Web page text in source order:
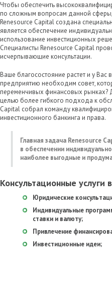
Чтобы обеспечить
по сложным вопросам данной
Renesource Capital создана
является обеспечение
использование инвестиционных
Специалисты Renesource Capital
исчерпывающие консультации.
Ваше благосостояние растет и у
предприятию необходим совет,
переменчивых финансовых рынках?
целью более гибкого подхода к
Capital собрал команду
инвестиционного банкинга и права.
Главная задача Renesource
в обеспечении
наиболее выгодные и
Консультационные услуги
Юридические
Индивидуальные
ставки и валюту;
Привлечение
Инвестиционные идеи;